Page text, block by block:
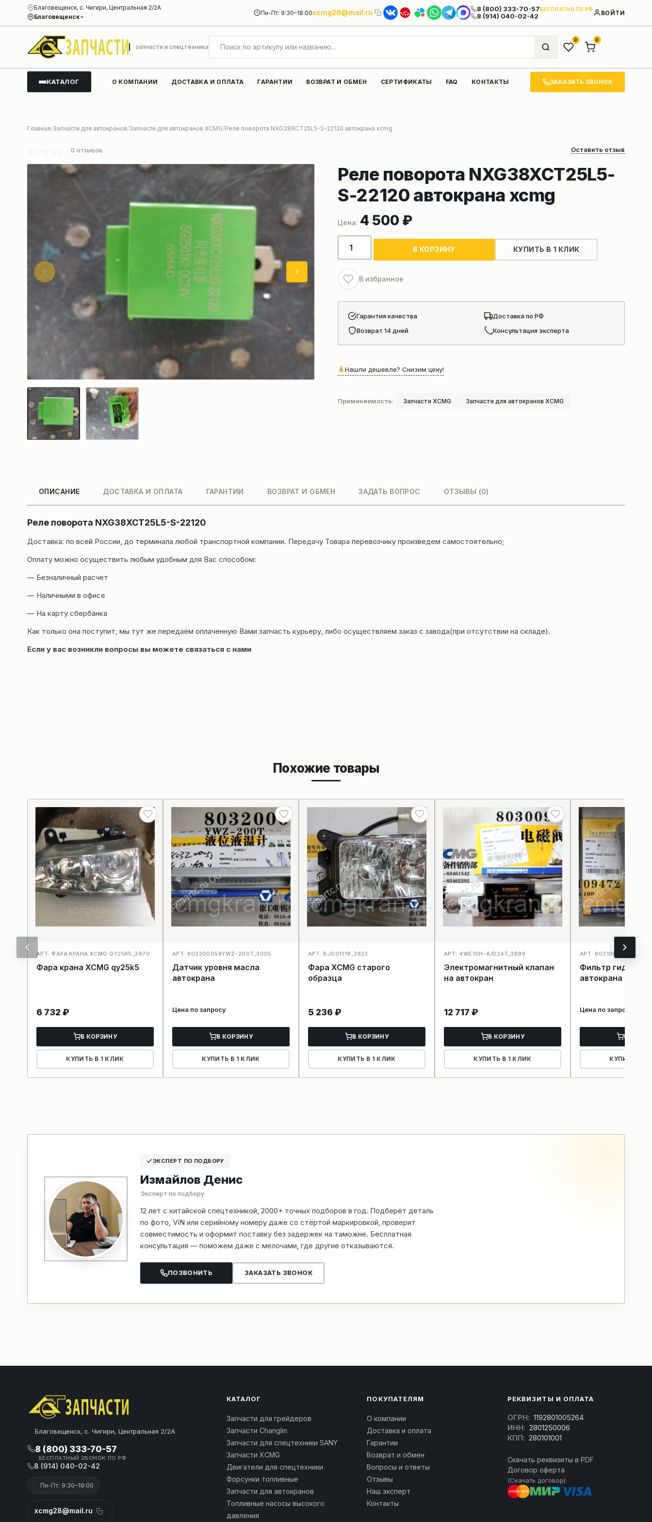
Благовещенск
Благовещенск, с. Чигири, Центральная 2/2А
Пн-Пт: 9:30–18:00xcmg28@mail.ru 8 (800) 333-70-57БЕСПЛАТНО ПО РФ
8 (914) 040-02-42 ВОЙТИ
запчасти и спецтехника
0 0
КАТАЛОГ О КОМПАНИИ ДОСТАВКА И ОПЛАТА ГАРАНТИИ ВОЗВРАТ И ОБМЕН СЕРТИФИКАТЫ FAQ КОНТАКТЫ ЗАКАЗАТЬ ЗВОНОК
Главная Запчасти для автокранов Запчасти для автокранов XCMG Реле поворота NXG38XCT25L5-S-22120 автокрана xcmg
0 отзывов Оставить отзыв
Реле поворота NXG38XCT25L5-
S-22120 автокрана xcmg
4 500 ₽
Количество
товара
поворота
NXG38XCT25L5-
S-
22120
автокрана
xcmg
В КОРЗИНУ КУПИТЬ В 1 КЛИК
В избранное
Гарантия качества
Доставка по РФ
Возврат 14 дней
Консультация эксперта
Нашли дешевле? Снизим цену!
Применяемость: Запчасти XCMG Запчасти для автокранов XCMG
ОПИСАНИЕ ДОСТАВКА И ОПЛАТА ГАРАНТИИ ВОЗВРАТ И ОБМЕН ЗАДАТЬ ВОПРОС ОТЗЫВЫ (0)
Реле поворота NXG38XCT25L5-S-22120
Доставка: по всей России, до терминала любой транспортной компании. Передачу Товара перевозчику произведем самостоятельно;
Оплату можно осуществить любым удобным для Вас способом:
— Безналичный расчет
— Наличными в офисе
— На карту сбербанка
Как только она поступит, мы тут же передаём оплаченную Вами запчасть курьеру, либо осуществляем заказ с завода(при отсутствии на складе).
Если у вас возникли вопросы вы можете связаться с нами
Похожие товары
АРТ: ФАРА КРАНА XCMG QY25K5_3970
Фара крана XCMG qy25k5
6 732₽
В КОРЗИНУ
КУПИТЬ В 1 КЛИК
АРТ: 803200058YWZ-200T_3005
Датчик уровня масла
автокрана
Цена по запросу
В КОРЗИНУ
КУПИТЬ В 1 КЛИК
АРТ: BJ001119_3823
Фара XCMG старого
образца
5 236 ₽
В КОРЗИНУ
КУПИТЬ В 1 КЛИК
АРТ: 4WE10H-A/D24T_3898
Электромагнитный клапан
на автокран
12 717 ₽
В КОРЗИНУ
КУПИТЬ В 1 КЛИК
АРТ:
Фильтр
автокрана XCMG
Цена по запросу
В
КУПИТЬ В 1
ЭКСПЕРТ ПО ПОДБОРУ
Измайлов Денис
Эксперт по подбору
12 лет с китайской спецтехникой, 2000+ точных подборов в год. Подберёт деталь
по фото, VIN или серийному номеру даже со стёртой маркировкой, проверит
совместимость и оформит поставку без задержек на таможне. Бесплатная
консультация — поможем даже с мелочами, где другие отказываются.
ПОЗВОНИТЬ ЗАКАЗАТЬ ЗВОНОК
Благовещенск, с. Чигири, Центральная 2/2А
8 (800) 333-70-57
БЕСПЛАТНЫЙ ЗВОНОК ПО РФ
8 (914) 040-02-42
Пн-Пт: 9:30–18:00
xcmg28@mail.ru
КАТАЛОГ
Запчасти для грейдеров
Запчасти Changlin
Запчасти для спецтехники SANY
Запчасти XCMG
Двигатели для спецтехники
Форсунки топливные
Запчасти для автокранов
Топливные насосы высокого
давления
ПОКУПАТЕЛЯМ
О компании
Доставка и оплата
Гарантии
Возврат и обмен
Вопросы и ответы
Отзывы
Наш эксперт
Контакты
РЕКВИЗИТЫ И ОПЛАТА
ОГРН: 1192801005264
ИНН: 2801250006
КПП: 280101001
Скачать реквизиты в PDF
Договор оферта
(Скачать договор)